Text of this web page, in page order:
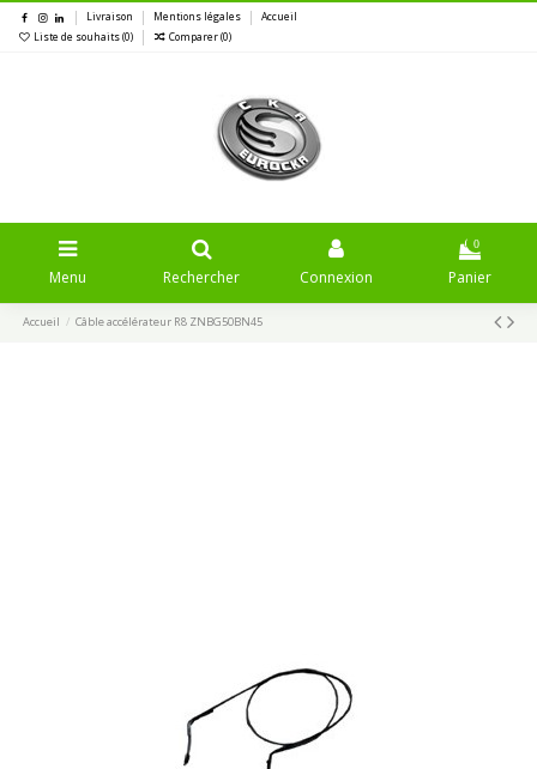
Livraison Mentions légales
Accueil
Liste de souhaits (0) Comparer (0)
Menu Rechercher Connexion
0
Panier
Accueil Câble accélérateur R8 ZNBG50BN45